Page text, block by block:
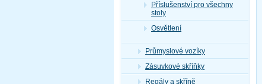
Příslušenství pro všechny
stoly
Osvětlení
Průmyslové vozíky
Zásuvkové skříňky
Regály a skříně